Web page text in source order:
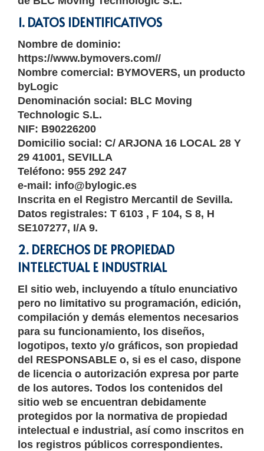
1. DATOS IDENTIFICATIVOS
Nombre de dominio:
https://www.bymovers.com//
Nombre comercial: BYMOVERS, un producto
byLogic
Denominación social: BLC Moving
Technologic S.L.
NIF: B90226200
Domicilio social: C/ ARJONA 16 LOCAL 28 Y
29 41001, SEVILLA
Teléfono: 955 292 247
e-mail: info@bylogic.es
Inscrita en el Registro Mercantil de Sevilla.
Datos registrales: T 6103 , F 104, S 8, H
SE107277, I/A 9.
2. DERECHOS DE PROPIEDAD
INTELECTUAL E INDUSTRIAL
El sitio web, incluyendo a título enunciativo
pero no limitativo su programación, edición,
compilación y demás elementos necesarios
para su funcionamiento, los diseños,
logotipos, texto y/o gráficos, son propiedad
del RESPONSABLE o, si es el caso, dispone
de licencia o autorización expresa por parte
de los autores. Todos los contenidos del
sitio web se encuentran debidamente
protegidos por la normativa de propiedad
intelectual e industrial, así como inscritos en
los registros públicos correspondientes.